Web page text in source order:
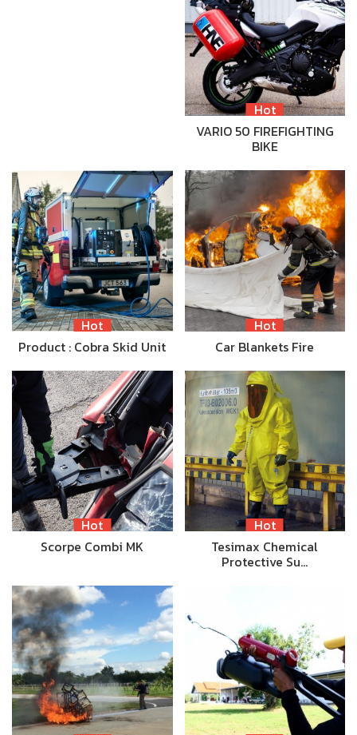
Hot
VARIO 50 FIREFIGHTING
BIKE
Hot
Product : Cobra Skid Unit
Hot
Car Blankets Fire
Hot
Scorpe Combi MK
Hot
Tesimax Chemical
Protective Su…